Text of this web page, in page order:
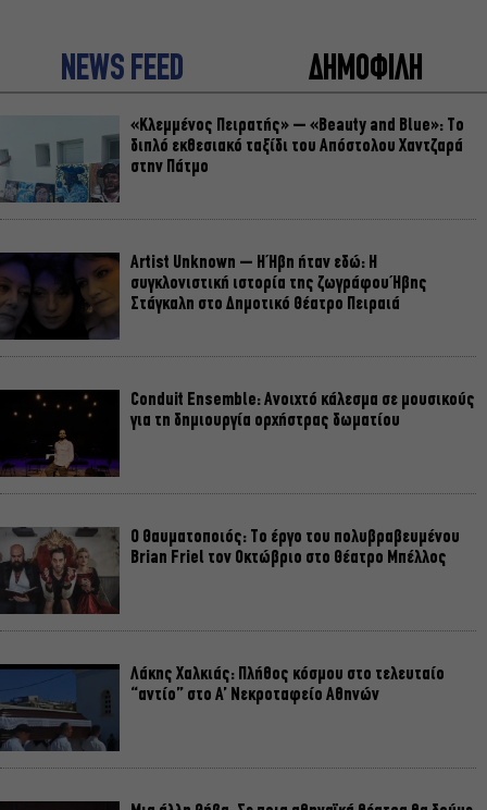
NEWS FEED ΔΗΜΟΦΙΛΗ
«Κλεμμένος Πειρατής» – «Beauty and Blue»: Το
διπλό εκθεσιακό ταξίδι του Απόστολου Χαντζαρά
στην Πάτμο
Artist Unknown – Η Ήβη ήταν εδώ: Η
συγκλονιστική ιστορία της ζωγράφου Ήβης
Στάγκαλη στο Δημοτικό Θέατρο Πειραιά
Conduit Ensemble: Ανοιχτό κάλεσμα σε μουσικούς
για τη δημιουργία ορχήστρας δωματίου
Ο Θαυματοποιός: Το έργο του πολυβραβευμένου
Brian Friel τον Οκτώβριο στο Θέατρο Μπέλλος
Λάκης Χαλκιάς: Πλήθος κόσμου στο τελευταίο
“αντίο” στο Α’ Νεκροταφείο Αθηνών